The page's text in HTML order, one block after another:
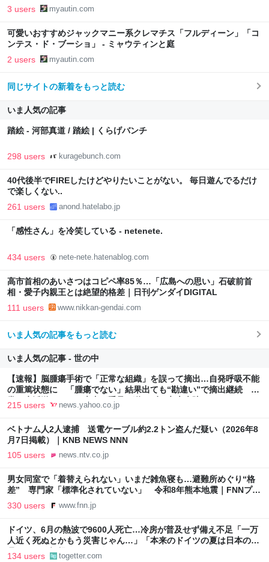
3 users myautin.com
可愛いおすすめジャックマニー系クレマチス「フルディーン」「コ
ンテス・ド・ブーショ」 - ミャウティンと庭
2 users myautin.com
同じサイトの新着をもっと読む
いま人気の記事
踏絵 - 河部真道 / 踏絵 | くらげバンチ
298 users kuragebunch.com
40代後半でFIREしたけどやりたいことがない。 毎日遊んでるだけ
で楽しくない..
261 users anond.hatelabo.jp
「感性さん」を冷笑している - netenete.
434 users nete-nete.hatenablog.com
高市首相のあいさつはコピペ率85％…「広島への思い」石破前首
相・愛子内親王とは絶望的格差｜日刊ゲンダイDIGITAL
111 users www.nikkan-gendai.com
いま人気の記事をもっと読む
いま人気の記事 - 世の中
【速報】脳腫瘍手術で「正常な組織」を誤って摘出…自発呼吸不能
の重篤状態に 「腫瘍でない」結果出ても“勘違い”で摘出継続 通
常の生活送っていた患者が手足も動かず 京大病院（MBSニュー
ス） - Yahoo!ニュース
215 users news.yahoo.co.jp
ベトナム人2人逮捕 送電ケーブル約2.2トン盗んだ疑い（2026年8
月7日掲載）｜KNB NEWS NNN
105 users news.ntv.co.jp
男女同室で「着替えられない」いまだ雑魚寝も…避難所めぐり“格
差” 専門家「標準化されていない」 令和8年熊本地震｜FNNプラ
イムオンライン
330 users www.fnn.jp
ドイツ、6月の熱波で9600人死亡…冷房が普及せず備え不足「一万
人近く死ぬとかもう災害じゃん…」「本来のドイツの夏は日本の10
月ぐらいの気候やからねえ」
134 users togetter.com